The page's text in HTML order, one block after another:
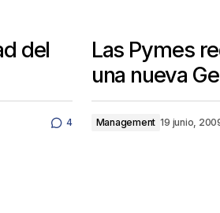
del
4
Las Pymes
una nueva
Management 19 junio,